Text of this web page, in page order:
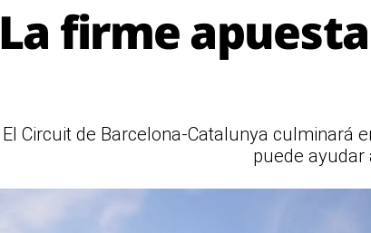
La firme
El Circuit de Barcelona-Catalunya culminará
puede ayudar